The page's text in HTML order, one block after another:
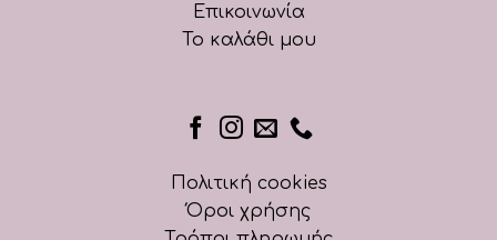
Επικοινωνία
Το καλάθι μου
Πολιτική cookies
Όροι χρήσης